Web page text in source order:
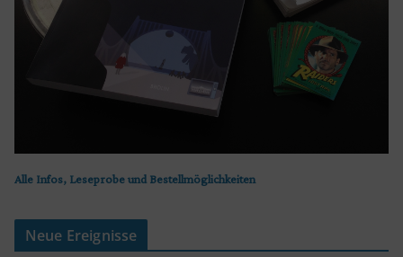
Alle Infos, Leseprobe und Bestellmöglichkeiten
Neue Ereignisse